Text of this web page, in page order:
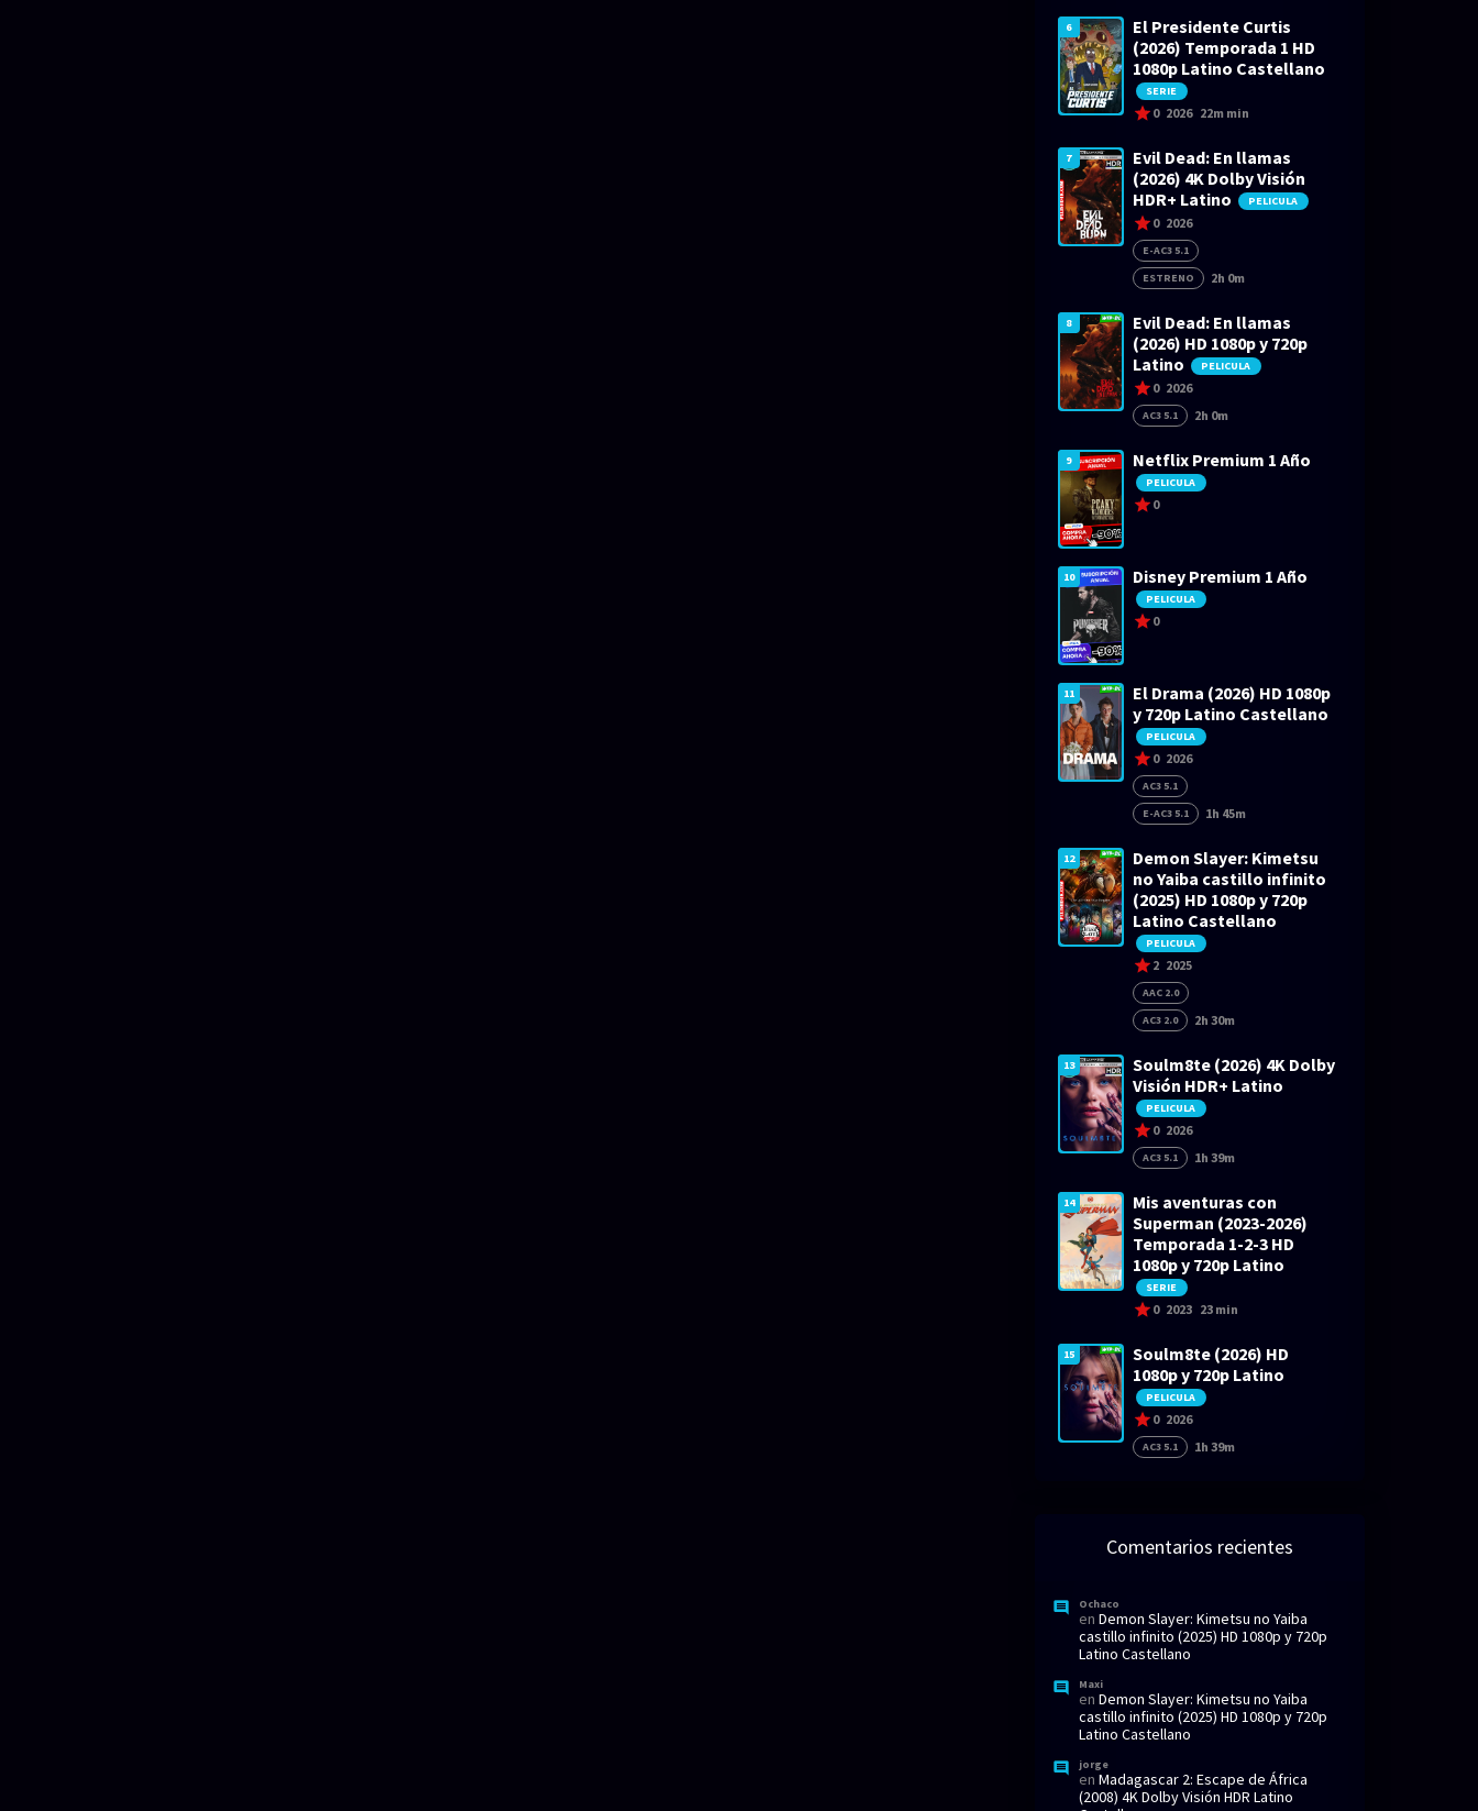
6
El Presidente Curtis
(2026) Temporada 1 HD
1080p Latino Castellano
SERIE
0 2026 22m min
7
Evil Dead: En llamas
(2026) 4K Dolby Visión
HDR+ Latino
PELICULA
0 2026
E-AC3 5.1
ESTRENO
2h 0m
8
Evil Dead: En llamas
(2026) HD 1080p y 720p
Latino
PELICULA
0 2026
AC3 5.1 2h 0m
9 Netflix Premium 1 Año
PELICULA
0
10 Disney Premium 1 Año
PELICULA
0
11
El Drama (2026) HD 1080p
y 720p Latino Castellano
PELICULA
0 2026
AC3 5.1
E-AC3 5.1
1h 45m
12
Demon Slayer: Kimetsu
no Yaiba castillo infinito
(2025) HD 1080p y 720p
Latino Castellano
PELICULA
2 2025
AAC 2.0
AC3 2.0
2h 30m
13
Soulm8te (2026) 4K Dolby
Visión HDR+ Latino
PELICULA
0 2026
AC3 5.1 1h 39m
14
Mis aventuras con
Superman (2023-2026)
Temporada 1-2-3 HD
1080p y 720p Latino
SERIE
0 2023 23 min
15
Soulm8te (2026) HD
1080p y 720p Latino
PELICULA
0 2026
AC3 5.1 1h 39m
Comentarios recientes
Ochaco
en Demon Slayer: Kimetsu no Yaiba
castillo infinito (2025) HD 1080p y 720p
Latino Castellano
Maxi
en Demon Slayer: Kimetsu no Yaiba
castillo infinito (2025) HD 1080p y 720p
Latino Castellano
jorge
en Madagascar 2: Escape de África
(2008) 4K Dolby Visión HDR Latino